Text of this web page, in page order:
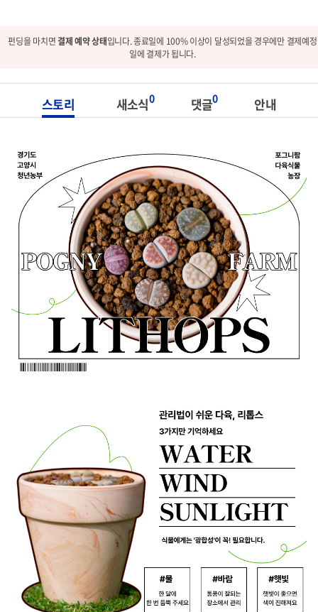
펀딩을 마치면결제 예약 상태입니다. 종료일에 100% 이상이 달성되었을 경우에만 결제예정
일에 결제가 됩니다.
스토리 새소식0 댓글0 안내